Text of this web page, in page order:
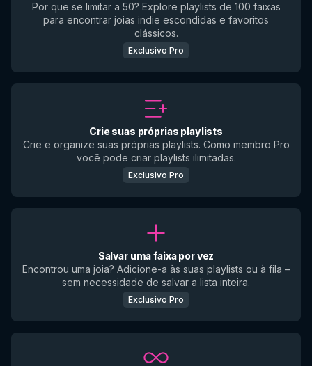
Por que se limitar a 50? Explore playlists de 100 faixas
para encontrar joias indie escondidas e favoritos
clássicos.
Exclusivo Pro
Crie suas próprias playlists
Crie e organize suas próprias playlists. Como membro Pro
você pode criar playlists ilimitadas.
Exclusivo Pro
Salvar uma faixa por vez
Encontrou uma joia? Adicione-a às suas playlists ou à fila –
sem necessidade de salvar a lista inteira.
Exclusivo Pro